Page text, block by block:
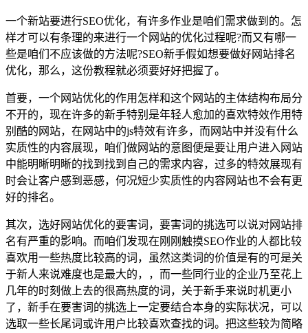
一个新站要进行SEO优化，有许多作业是咱们需求做到的。怎
样才可以有条理的来进行一个网站的优化过程呢?而又有哪一
些是咱们不应该做的方法呢?SEO新手假如想要做好网站排名
优化，那么，这份教程就必须要好好把握了。
首要，一个网站优化的作用怎样和这个网站的主体结构布局分
不开的，现在许多的新手特别是年轻人愈加的喜欢特效作用特
别酷的网站，在网站中的js特效有许多，而网站中并没有什么
实质性的内容展现，咱们做网站的意图便是要让用户进入网站
中能明晰明晰的找到找到自己的需求内容，过多的特效展现有
时会让客户感到恶感，何况短少实质性的内容网站也不会有更
好的排名。
其次，选好网站优化的要害词，要害词的挑选可以说对网站排
名有严重的影响。而咱们发现在刚刚触摸SEO作业的人都比较
喜欢用一些热度比较高的词，虽然这类词的价值是有的可是关
于新人来说难度也是最大的，，而一些同行业的企业乃至花上
几年的时刻做上去的很高热度的词，关于新手来说时机更小
了，新手在要害词的挑选上一定要结合本身的实际状况，可以
选取一些长尾词或许用户比较喜欢查找的词。把这些较为简略